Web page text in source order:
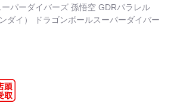
パーダイバーズ 孫悟空 GDRパラレル
ダイ） ドラゴンボールスーパーダイバー